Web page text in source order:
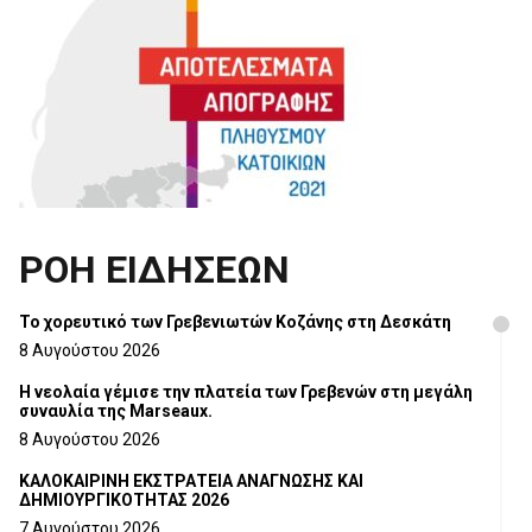
ΡΟΗ ΕΙΔΗΣΕΩΝ
Το χορευτικό των Γρεβενιωτών Κοζάνης στη Δεσκάτη
8 Αυγούστου 2026
Η νεολαία γέμισε την πλατεία των Γρεβενών στη μεγάλη
συναυλία της Marseaux.
8 Αυγούστου 2026
ΚΑΛΟΚΑΙΡΙΝΗ ΕΚΣΤΡΑΤΕΙΑ ΑΝΑΓΝΩΣΗΣ ΚΑΙ
ΔΗΜΙΟΥΡΓΙΚΟΤΗΤΑΣ 2026